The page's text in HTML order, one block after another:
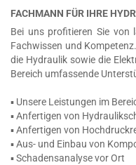
FACHMANN FÜR IHRE
Bei uns profitieren Sie von
Fachwissen und
die Hydraulik sowie die
Bereich umfassende
▪ Unsere Leistungen im
▪ Anfertigen von
▪ Anfertigen von
▪ Aus- und Einbau von
▪ Schadensanalyse vor Ort